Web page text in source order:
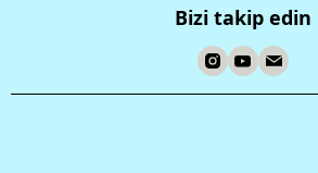
Bizi takip edin